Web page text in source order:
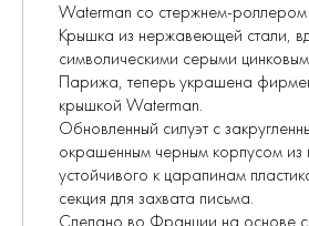
Waterman со стержнем-
Крышка из нержавеющей стали,
символическими серыми
Парижа, теперь украшена
крышкой Waterman.
Обновленный силуэт с
окрашенным черным корпусом из
устойчивого к царапинам
секция для захвата письма.
Сделано во Франции на основе